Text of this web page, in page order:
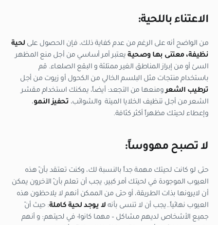
الاعتناء باللحية:
من الواضح أنه على الرغم من عدم كفاية ذلك، فإن الحصول على لحية
نظيفة، معتنى بها وصحية يعتبر أمر أساسي من أجل منع المظهر
السئ أو من إبراز المناطق الغير ممتلئة و البقع الصلعاء. قم
باستخدام منتجات مثل البلسم الخالي من الكحول أو زيوت من أجل
ترطيب الشعرومنعها من التجعد: أيضاً، يمكنك استخدام مقشر
الشعر من أجل تنظيف الخلايا الميتة والشوائب، تحفيز النمو،
وإعطاء لحيتك مظهراً أكثر كثافة.
لا تصبح مهووساً:
حتى لو كانت لحيتك مهمة جداً بالنسبة لك، وكنت تعتقد بأنّ هذه
العيوب الموجودة في لحيتك أمر كبير، يجب أن تعلم بأنّ الآخرون يمكن
أن لايرونها بذات الطريقة، أو حتى من الممكن أنهم لا يلاحظون هذه
العيوب نهائياً..يجب أن لا تنسى بأنه لا يوجد لحية كاملة: حيث أنّ
جميع الأشخاص لديهم مشاكل – مهما كانوا- في لحيتهم: و أنهم